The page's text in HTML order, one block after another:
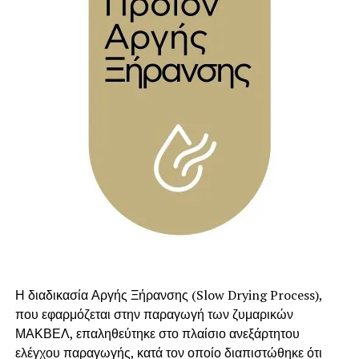
διαπιστευμένο φορέα πιστοποίησης για τον
προσδιορισμό του γλυκαιμικού δείκτη.
Χαμηλός Γλυκαιμικός Δείκτης:Η αντικατάσταση
ευπέπτων αμύλων με άπεπτο άμυλο στο γεύμα,
αίμα, μετά το συγκεκριμένο γεύμα.
Η διαδικασία Αργής Ξήρανσης (Slow Drying Process),
που εφαρμόζεται στην παραγωγή των ζυμαρικών
ΜΑΚΒΕΛ, επαληθεύτηκε στο πλαίσιο ανεξάρτητου
ελέγχου παραγωγής, κατά τον οποίο διαπιστώθηκε ότι